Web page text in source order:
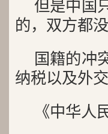
但是中国
的，双方都
国籍的冲
纳税以及外
《中华人